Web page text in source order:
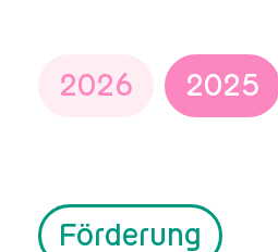
2026 2025
Förderung